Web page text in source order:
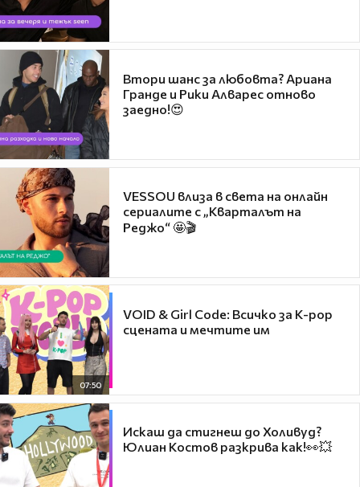
Втори шанс за любовта? Ариана
Гранде и Рики Алварес отново
заедно!😍
VESSOU влиза в света на онлайн
сериалите с „Кварталът на
Реджо“ 🤩🎬
07:50
VOID & Girl Code: Всичко за K-pop
сцената и мечтите им
Искаш да стигнеш до Холивуд?
Юлиан Костов разкрива как!👀💥